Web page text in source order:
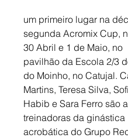
um primeiro lugar na
segunda Acromix Cup,
30 Abril e 1 de Maio, no
pavilhão da Escola 2/3
do Moinho, no Catujal.
Martins, Teresa Silva,
Habib e Sara Ferro são
treinadoras da ginástica
acrobática do Grupo